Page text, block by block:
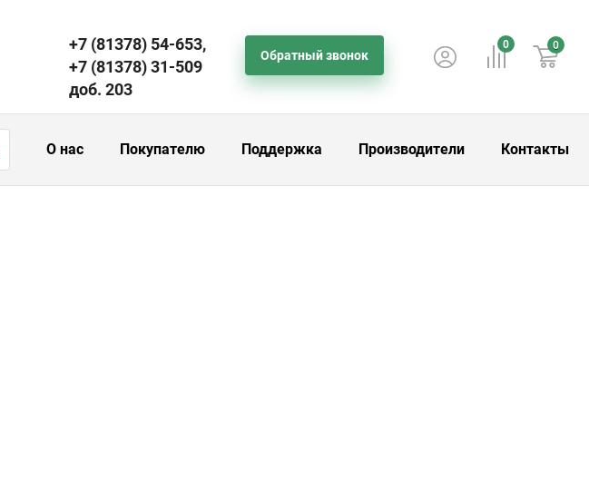
+7 (81378) 54-653,
+7 (81378) 31-509
доб. 203
Обратный звонок
0 0
О нас Покупателю Поддержка Производители Контакты